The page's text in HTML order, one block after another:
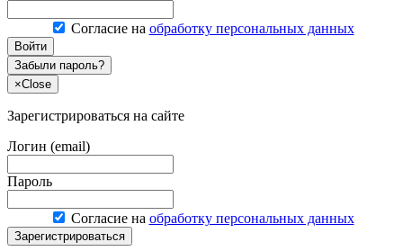
Согласие на обработку персональных данных
Войти
Забыли пароль?
×Close
Зарегистрироваться на сайте
Логин (email)
Пароль
Согласие на обработку персональных данных
Зарегистрироваться